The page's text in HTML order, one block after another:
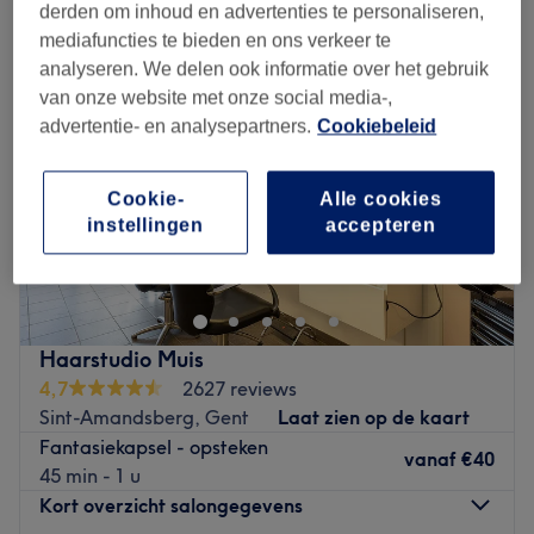
Haarstudio Muis
4,7
2627 reviews
Sint-Amandsberg, Gent
Laat zien op de kaart
Fantasiekapsel - opsteken
45 min - 1 u
vanaf €40
Kort overzicht salongegevens
derden om inhoud en advertenties te personaliseren,
mediafuncties te bieden en ons verkeer te
analyseren. We delen ook informatie over het gebruik
van onze website met onze social media-,
advertentie- en analysepartners. Cookiebeleid
Alle cookies
accepteren
Cookie-
instellingen